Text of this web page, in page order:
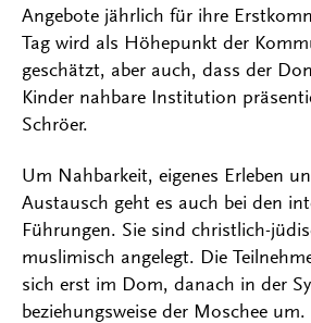
Angebote jährlich für ihre
Tag wird als Höhepunkt der
geschätzt, aber auch, dass der
Kinder nahbare Institution
Schröer.
Um Nahbarkeit, eigenes Erleben
Austausch geht es auch bei den
Führungen. Sie sind christlich-
muslimisch angelegt. Die
sich erst im Dom, danach in der
beziehungsweise der Moschee um.